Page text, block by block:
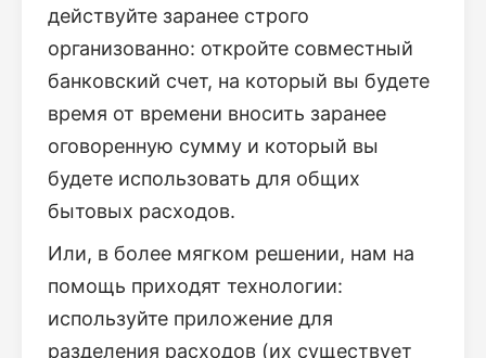
действуйте заранее строго
организованно: откройте совместный
банковский счет, на который вы будете
время от времени вносить заранее
оговоренную сумму и который вы
будете использовать для общих
бытовых расходов.
Или, в более мягком решении, нам на
помощь приходят технологии:
используйте приложение для
разделения расходов (их существует